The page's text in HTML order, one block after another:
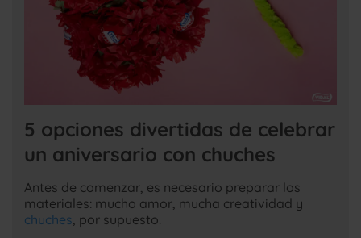
5 opciones divertidas de celebrar
un aniversario con chuches
Antes de comenzar, es necesario preparar los
materiales: mucho amor, mucha creatividad y
chuches , por supuesto.